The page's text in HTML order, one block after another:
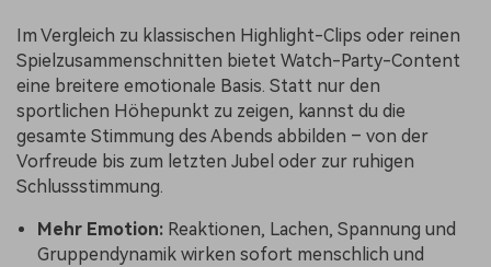
Im Vergleich zu klassischen Highlight-Clips oder reinen
Spielzusammenschnitten bietet Watch-Party-Content
eine breitere emotionale Basis. Statt nur den
sportlichen Höhepunkt zu zeigen, kannst du die
gesamte Stimmung des Abends abbilden – von der
Vorfreude bis zum letzten Jubel oder zur ruhigen
Schlussstimmung.
Mehr Emotion: Reaktionen, Lachen, Spannung und
Gruppendynamik wirken sofort menschlich und